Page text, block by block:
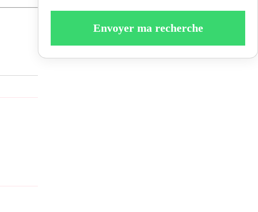
Envoyer ma recherche